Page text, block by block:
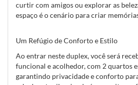
curtir com amigos ou explorar as
espaço é o cenário para criar
Um Refúgio de Conforto e Estilo
Ao entrar neste duplex, você será
funcional e acolhedor, com 2 quartos
garantindo privacidade e conforto